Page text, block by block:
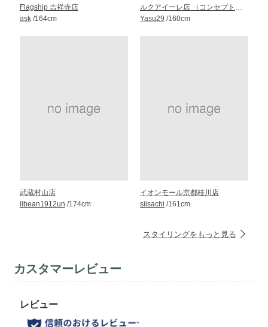
Flagship 吉祥寺店
ask/164cm
Yasu29 /160cm
武蔵村山店
llbean1912un /174cm
イオンモール京都桂川店
siisachi /161cm
スタイリングをもっと見る
カスタマーレビュー